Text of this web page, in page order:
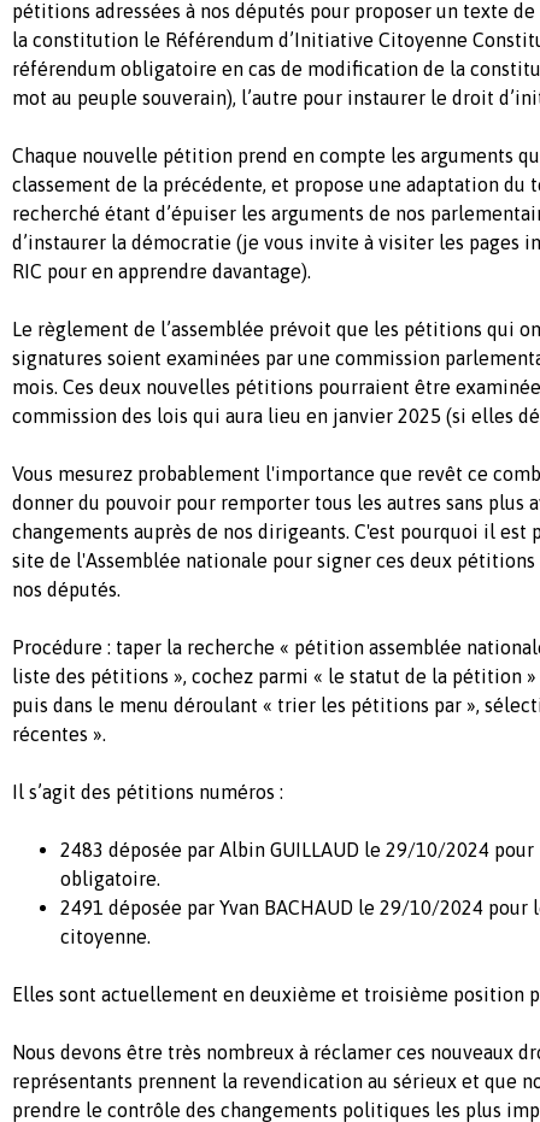
pétitions adressées à nos députés pour proposer un texte
la constitution le Référendum d’Initiative Citoyenne
référendum obligatoire en cas de modification de la
mot au peuple souverain), l’autre pour instaurer le droit
Chaque nouvelle pétition prend en compte les arguments
classement de la précédente, et propose une adaptation du
recherché étant d’épuiser les arguments de nos
d’instaurer la démocratie (je vous invite à visiter les pages
RIC pour en apprendre davantage).
Le règlement de l’assemblée prévoit que les pétitions qui
signatures soient examinées par une commission
mois. Ces deux nouvelles pétitions pourraient être
commission des lois qui aura lieu en janvier 2025 (si elles
Vous mesurez probablement l'importance que revêt ce
donner du pouvoir pour remporter tous les autres sans plus
changements auprès de nos dirigeants. C'est pourquoi il
site de l'Assemblée nationale pour signer ces deux
nos députés.
Procédure : taper la recherche « pétition assemblée
liste des pétitions », cochez parmi « le statut de la pétition
puis dans le menu déroulant « trier les pétitions par »,
récentes ».
Il s’agit des pétitions numéros :
2483 déposée par Albin GUILLAUD le 29/10/2024
obligatoire.
2491 déposée par Yvan BACHAUD le 29/10/2024
citoyenne.
Elles sont actuellement en deuxième et troisième position
Nous devons être très nombreux à réclamer ces nouveaux
représentants prennent la revendication au sérieux et que
prendre le contrôle des changements politiques les plus